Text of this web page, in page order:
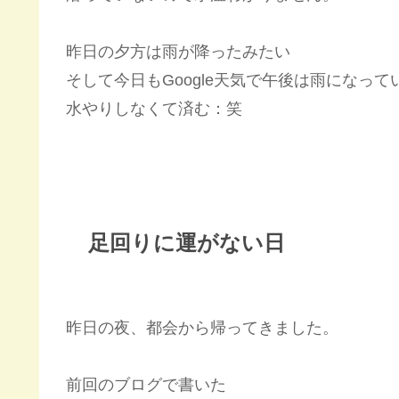
昨日の夕方は雨が降ったみたい
そして今日もGoogle天気で午後は雨になって
水やりしなくて済む：笑
足回りに運がない日
昨日の夜、都会から帰ってきました。
前回のブログで書いた